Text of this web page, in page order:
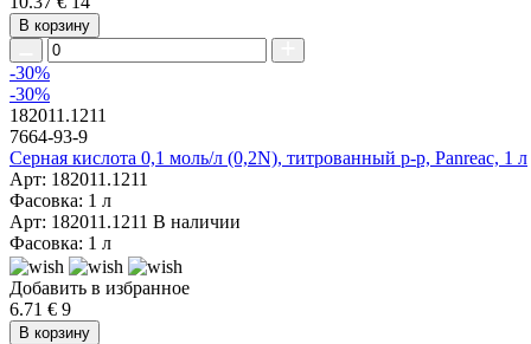
В корзину
-30%
-30%
182011.1211
7664-93-9
Серная кислота 0,1 моль/л (0,2N), титрованный р-р, Panreac, 1 л
Арт: 182011.1211
Фасовка: 1 л
Арт: 182011.1211 В наличии
Фасовка: 1 л
Добавить в избранное
6.71 € 9
В корзину